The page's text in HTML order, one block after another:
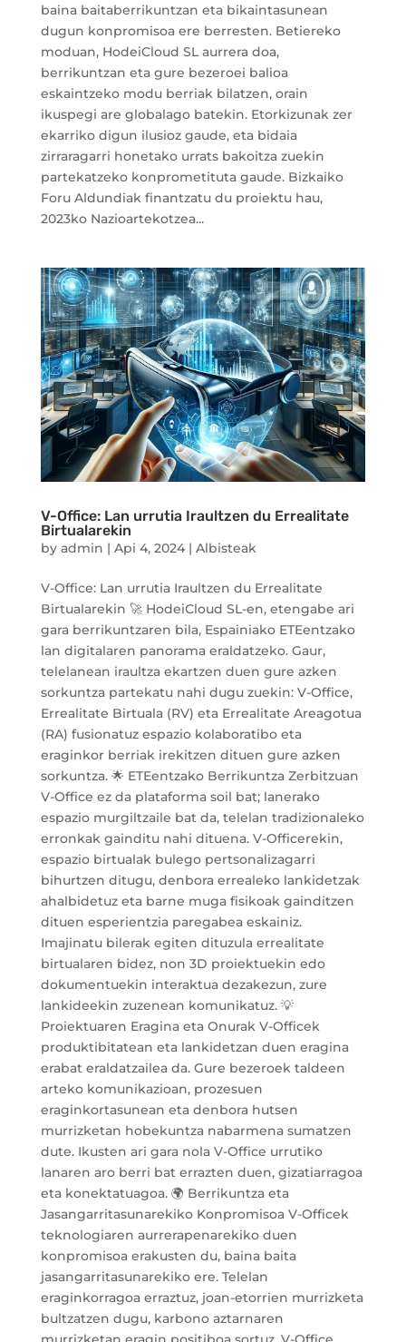
baina baitaberrikuntzan eta bikaintasunean
dugun konpromisoa ere berresten. Betiereko
moduan, HodeiCloud SL aurrera doa,
berrikuntzan eta gure bezeroei balioa
eskaintzeko modu berriak bilatzen, orain
ikuspegi are globalago batekin. Etorkizunak zer
ekarriko digun ilusioz gaude, eta bidaia
zirraragarri honetako urrats bakoitza zuekin
partekatzeko konprometituta gaude. Bizkaiko
Foru Aldundiak finantzatu du proiektu hau,
2023ko Nazioartekotzea...
V-Office: Lan urrutia Iraultzen du Errealitate
Birtualarekin
by admin | Api 4, 2024| Albisteak
V-Office: Lan urrutia Iraultzen du Errealitate
Birtualarekin 🚀 HodeiCloud SL-en, etengabe ari
gara berrikuntzaren bila, Espainiako ETEentzako
lan digitalaren panorama eraldatzeko. Gaur,
telelanean iraultza ekartzen duen gure azken
sorkuntza partekatu nahi dugu zuekin: V-Office,
Errealitate Birtuala (RV) eta Errealitate Areagotua
(RA) fusionatuz espazio kolaboratibo eta
eraginkor berriak irekitzen dituen gure azken
sorkuntza. 🌟 ETEentzako Berrikuntza Zerbitzuan
V-Office ez da plataforma soil bat; lanerako
espazio murgiltzaile bat da, telelan tradizionaleko
erronkak gainditu nahi dituena. V-Officerekin,
espazio birtualak bulego pertsonalizagarri
bihurtzen ditugu, denbora errealeko lankidetzak
ahalbidetuz eta barne muga fisikoak gainditzen
dituen esperientzia paregabea eskainiz.
Imajinatu bilerak egiten dituzula errealitate
birtualaren bidez, non 3D proiektuekin edo
dokumentuekin interaktua dezakezun, zure
lankideekin zuzenean komunikatuz. 💡
Proiektuaren Eragina eta Onurak V-Officek
produktibitatean eta lankidetzan duen eragina
erabat eraldatzailea da. Gure bezeroek taldeen
arteko komunikazioan, prozesuen
eraginkortasunean eta denbora hutsen
murrizketan hobekuntza nabarmena sumatzen
dute. Ikusten ari gara nola V-Office urrutiko
lanaren aro berri bat errazten duen, gizatiarragoa
eta konektatuagoa. 🌍 Berrikuntza eta
Jasangarritasunarekiko Konpromisoa V-Officek
teknologiaren aurrerapenarekiko duen
konpromisoa erakusten du, baina baita
jasangarritasunarekiko ere. Telelan
eraginkorragoa erraztuz, joan-etorrien murrizketa
bultzatzen dugu, karbono aztarnaren